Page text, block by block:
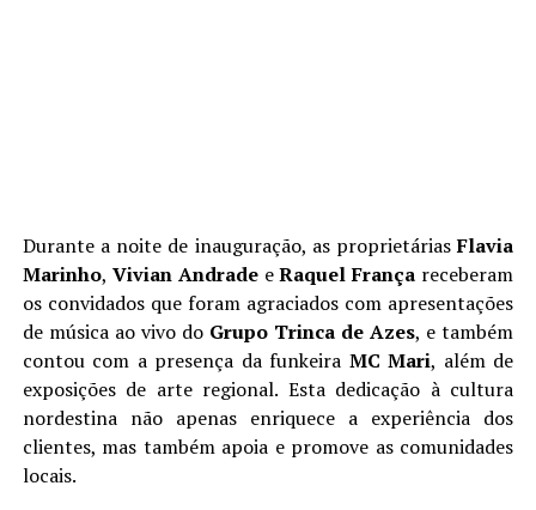
Durante a noite de inauguração, as proprietáriasFlavia
Marinho, Vivian AndradeeRaquel França receberam
os convidados que foram agraciados com apresentações
de música ao vivo do Grupo Trinca de Azes, e também
contou com a presença da funkeira MC Mari, além de
exposições de arte regional. Esta dedicação à cultura
nordestina não apenas enriquece a experiência dos
clientes, mas também apoia e promove as comunidades
locais.